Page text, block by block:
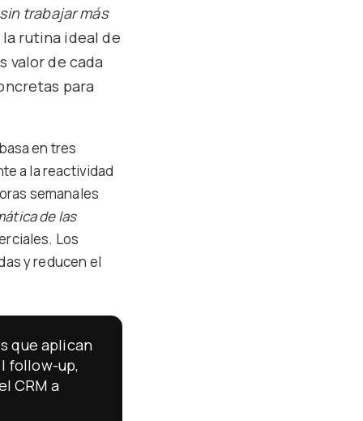
sin trabajar más
la rutina ideal de
valor de cada
para
en tres
a la reactividad
semanales
de las
Los
y reducen el
que aplican
follow-up,
CRM a